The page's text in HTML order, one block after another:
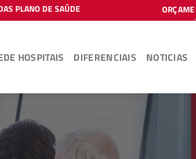
PLANO DE SAÚDE
HOSPITAIS DIFERENCIAIS NOTICIAS